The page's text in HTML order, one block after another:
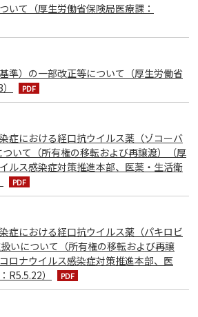
いて（厚生労働省保険局医療課：
準）の一部改正等について（厚生労働省
症における経口抗ウイルス薬（ゾコーバ
いて（所有権の移転および再譲渡）（厚
ルス感染症対策推進本部、医薬・生活衛
症における経口抗ウイルス薬（パキロビ
いについて（所有権の移転および再譲
ロナウイルス感染症対策推進本部、医
R5.5.22）